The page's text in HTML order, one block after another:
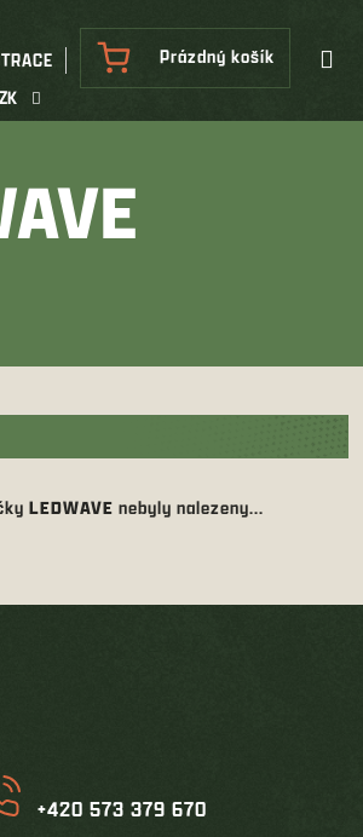
NÁKUPNÍ
KOŠÍK
Prázdný košík
LEDWAVE nebyly nalezeny...
+420 573 379 670